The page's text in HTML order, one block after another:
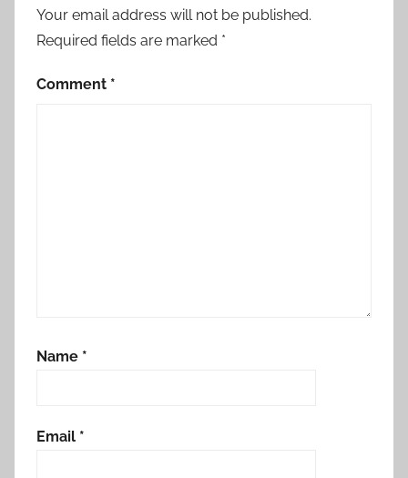
Your email address will not be published.
Required fields are marked *
Comment *
Name *
Email *